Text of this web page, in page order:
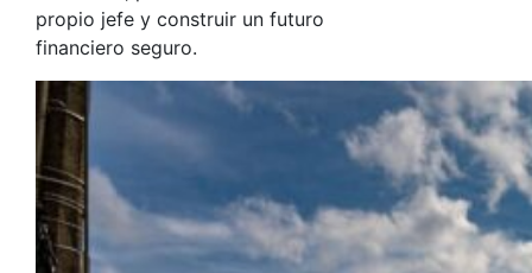
propio jefe y construir un futuro
financiero seguro.